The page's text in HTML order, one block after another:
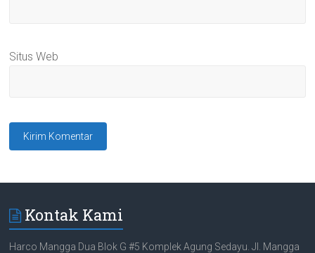
Situs Web
Kontak Kami
Harco Mangga Dua Blok G #5 Komplek Agung Sedayu. Jl. Mangga